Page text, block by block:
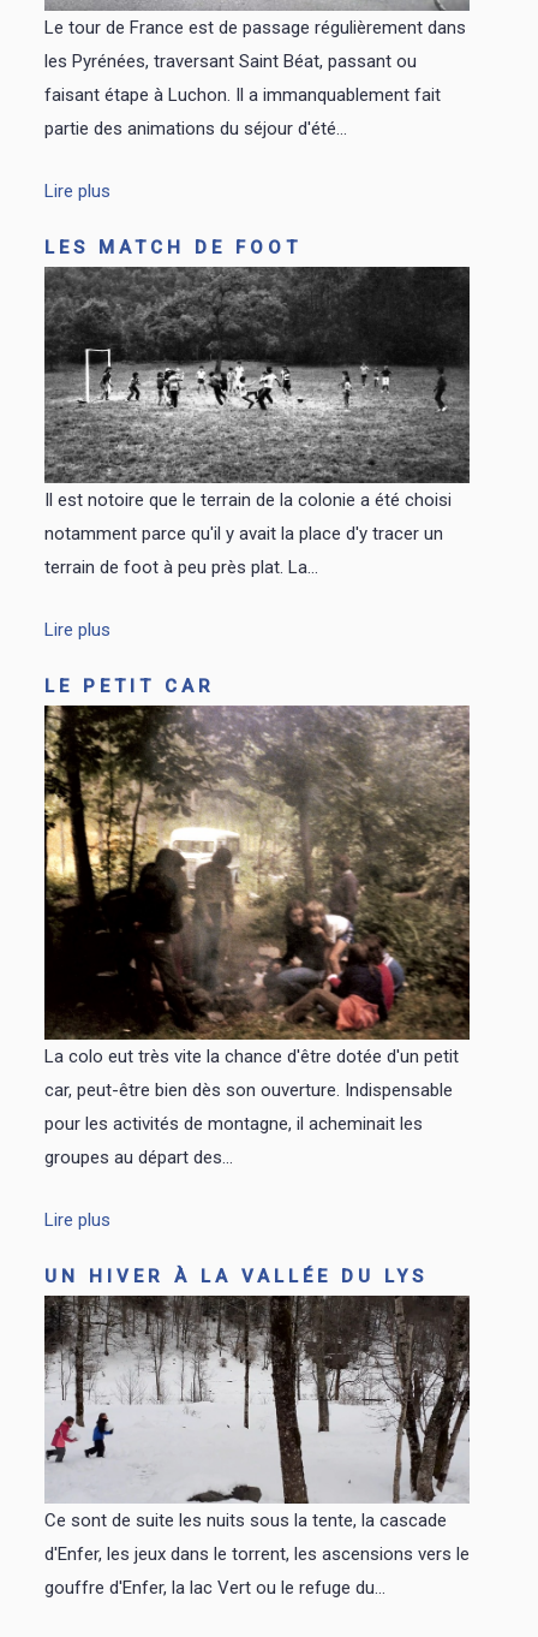
Le tour de France est de passage régulièrement dans
les Pyrénées, traversant Saint Béat, passant ou
faisant étape à Luchon. Il a immanquablement fait
partie des animations du séjour d'été...
Lire plus
LES MATCH DE FOOT
Il est notoire que le terrain de la colonie a été choisi
notamment parce qu'il y avait la place d'y tracer un
terrain de foot à peu près plat. La...
Lire plus
LE PETIT CAR
La colo eut très vite la chance d'être dotée d'un petit
car, peut-être bien dès son ouverture. Indispensable
pour les activités de montagne, il acheminait les
groupes au départ des...
Lire plus
UN HIVER À LA VALLÉE DU LYS
Ce sont de suite les nuits sous la tente, la cascade
d'Enfer, les jeux dans le torrent, les ascensions vers le
gouffre d'Enfer, la lac Vert ou le refuge du...